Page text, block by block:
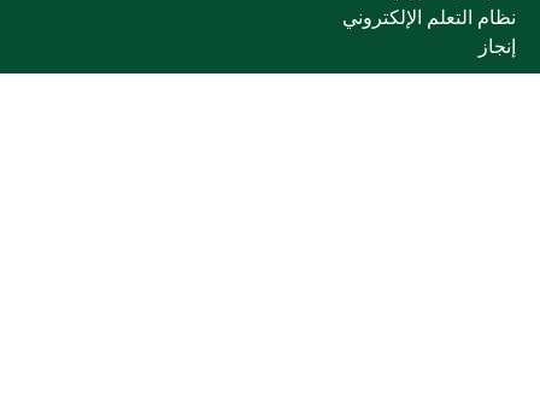
نظام التعلم الإلكتروني
إنجاز